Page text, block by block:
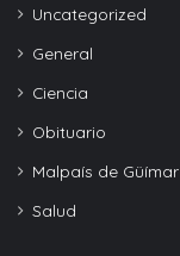
Uncategorized
General
Ciencia
Obituario
Malpaís de Güímar
Salud